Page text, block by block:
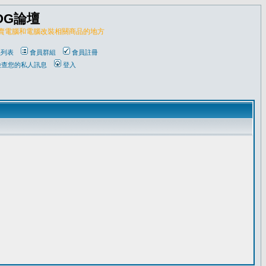
論壇
電腦和電腦改裝相關商品的地方
表 會員群組
會員註冊
您的私人訊息
登入